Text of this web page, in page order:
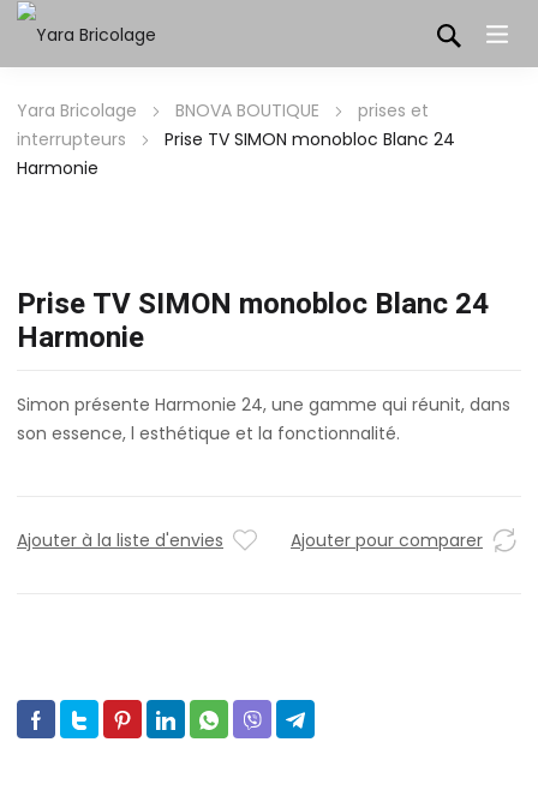
Yara Bricolage BNOVA BOUTIQUE
prises et
interrupteurs
Prise TV SIMON monobloc Blanc 24
Harmonie
Prise TV SIMON monobloc Blanc 24
Harmonie
Simon présente Harmonie 24, une gamme qui réunit, dans
son essence, l esthétique et la fonctionnalité.
Ajouter à la liste d'envies Ajouter pour comparer